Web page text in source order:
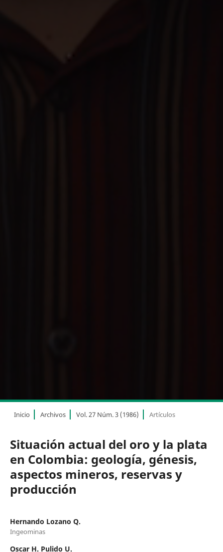
Inicio Archivos Vol. 27 Núm. 3 (1986) Artículos
Situación actual del oro y la plata
en Colombia: geología, génesis,
aspectos mineros, reservas y
producción
Hernando Lozano Q.
Ingeominas
Oscar H. Pulido U.